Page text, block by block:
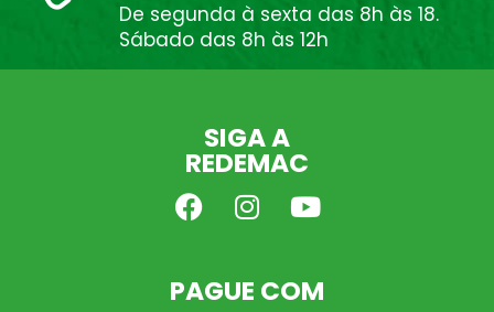
De segunda à sexta das 8h às 18.
Sábado das 8h às 12h
SIGA A
REDEMAC
PAGUE COM